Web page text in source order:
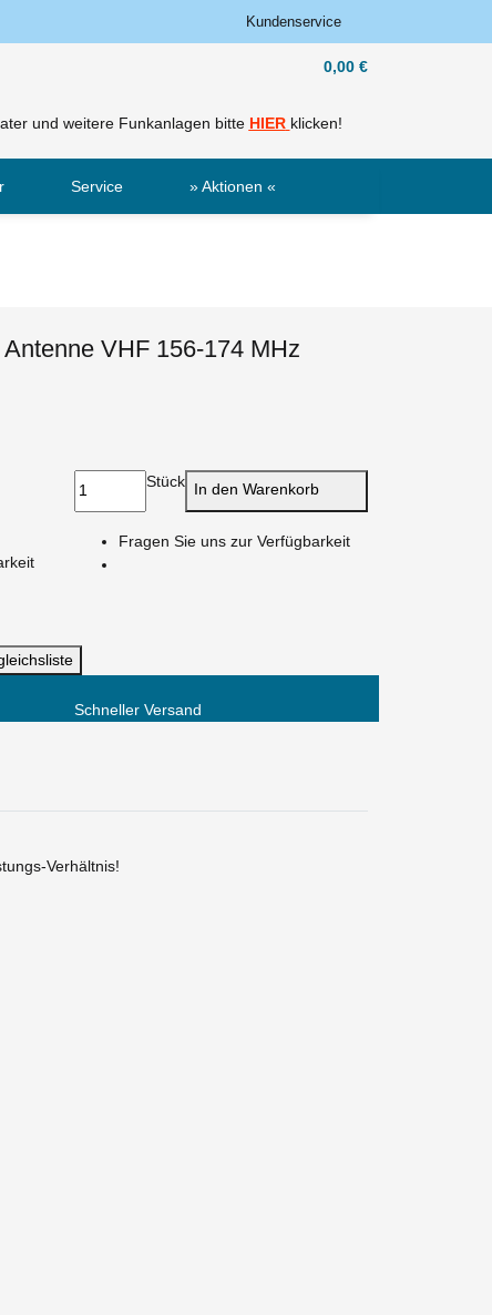
Kundenservice
0,00 €
und weitere Funkanlagen bitte HIER klicken!
Service » Aktionen «
VHF 156-174 MHz
Stück In den Warenkorb
Fragen Sie uns zur Verfügbarkeit
Schneller Versand
Verhältnis!